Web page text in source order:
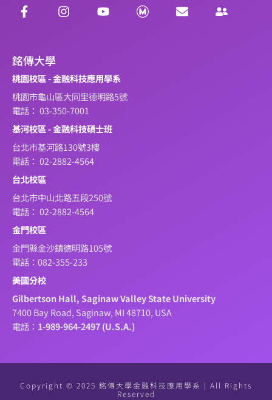
銘傳大學
桃園校區 - 金融科技應用學系
桃園市龜山區大同里德明路5號
電話： 03-350-7001
基河校區 - 金融科技碩士班
台北市基河路130號3樓
電話： 02-2882-4564
台北校區
台北市中山北路五段250號
電話： 02-2882-4564
金門校區
金門縣金沙鎮德明路105號
電話：082-355-233
美國分校
Gilbertson Hall, Saginaw Valley State University
7400 Bay Road, Saginaw, MI 48710, USA
電話： 1-989-964-2497 (U.S.A.)
Copyright © 2025 銘傳大學金融科技應用學系 | All Rights
Reserved